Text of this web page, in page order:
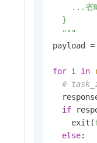
...省
  }
  """
payload
for i in
#
if
    exit(
else: